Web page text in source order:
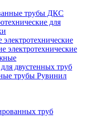
трубы ДКС
для
электротехнические
двустенных труб
трубы Рувинил
труб